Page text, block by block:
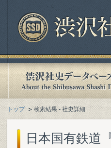
トップ 検索結果 - 社史詳細
日本国有鉄道